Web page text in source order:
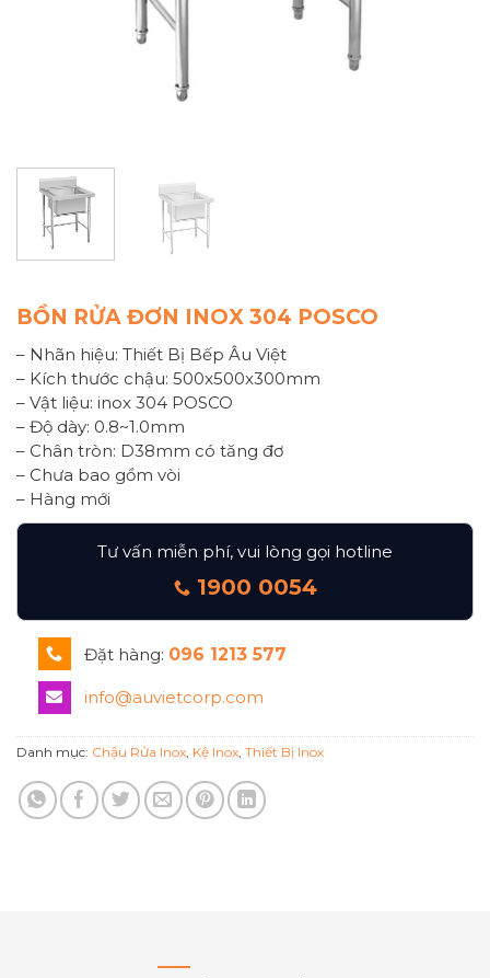
BỒN RỬA ĐƠN INOX 304 POSCO
– Nhãn hiệu: Thiết Bị Bếp Âu Việt
– Kích thước chậu: 500x500x300mm
– Vật liệu: inox 304 POSCO
– Độ dày: 0.8~1.0mm
– Chân tròn: D38mm có tăng đơ
– Chưa bao gồm vòi
– Hàng mới
Tư vấn miễn phí, vui lòng gọi hotline
1900 0054
Đặt hàng: 096 1213 577
info@auvietcorp.com
Danh mục: Chậu Rửa Inox Kệ Inox Thiết Bị Inox